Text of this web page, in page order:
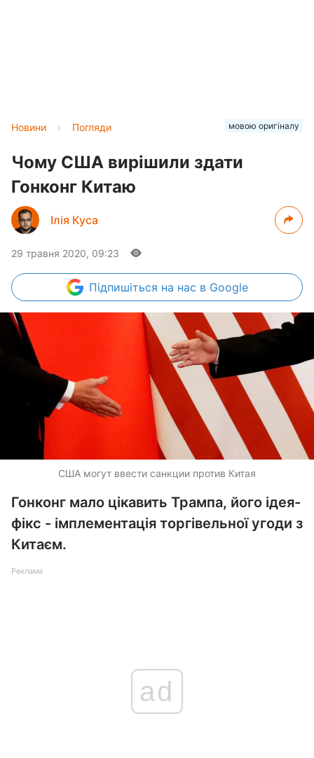
мовою оригіналу
Новини › Погляди
Чому США вирішили здати
Гонконг Китаю
Ілія Куса
29 травня 2020, 09:23
Підпишіться на нас в Google
США могут ввести санкции против Китая
Гонконг мало цікавить Трампа, його ідея-
фікс - імплементація торгівельної угоди з
Китаєм.
Реклама
ad